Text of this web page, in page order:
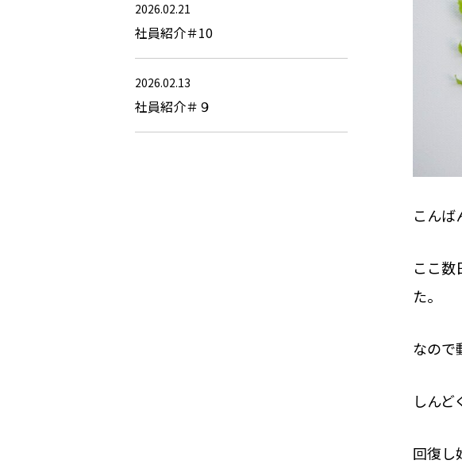
こんば
ここ
た。
なので
しん
回復し
2026.02.21
社員紹介＃10
2026.02.13
社員紹介＃９